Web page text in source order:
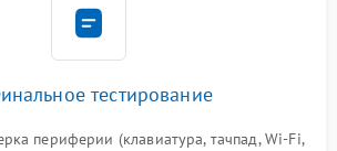
тестирование
периферии (клавиатура, тачпад, Wi-Fi,